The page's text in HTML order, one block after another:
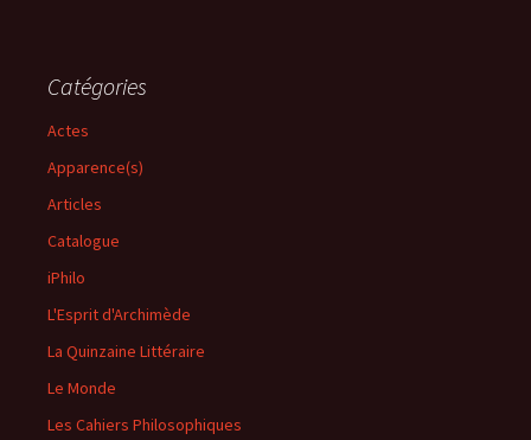
Catégories
Actes
Apparence(s)
Articles
Catalogue
iPhilo
L'Esprit d'Archimède
La Quinzaine Littéraire
Le Monde
Les Cahiers Philosophiques